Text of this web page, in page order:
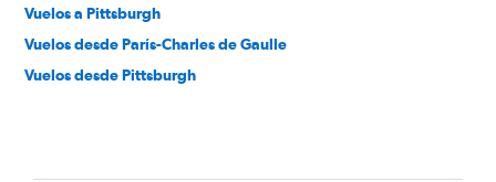
Vuelos a Pittsburgh
Vuelos desde París-Charles de Gaulle
Vuelos desde Pittsburgh